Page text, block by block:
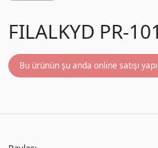
FILALKYD PR-
Bu ürünün şu anda online satışı